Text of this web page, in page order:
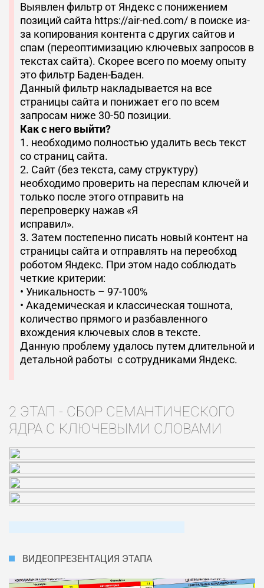
Выявлен фильтр от Яндекс с понижением
позиций сайта https://air-ned.com/ в поиске из-
за копирования контента с других сайтов и
спам (переоптимизацию ключевых запросов в
текстах сайта). Скорее всего по моему опыту
это фильтр Баден-Баден.
Данный фильтр накладывается на все
страницы сайта и понижает его по всем
запросам ниже 30-50 позиции.
Как с него выйти?
1. необходимо полностью удалить весь текст
со страниц сайта.
2. Сайт (без текста, саму структуру)
необходимо проверить на переспам ключей и
только после этого отправить на
перепроверку нажав «Я
исправил».
3. Затем постепенно писать новый контент на
страницы сайта и отправлять на переобход
роботом Яндекс. При этом надо соблюдать
четкие критерии:
• Уникальность – 97-100%
• Академическая и классическая тошнота,
количество прямого и разбавленного
вхождения ключевых слов в тексте.
Данную проблему удалось путем длительной и
детальной работы с сотрудниками Яндекс.
2 ЭТАП - СБОР СЕМАНТИЧЕСКОГО
ЯДРА С КЛЮЧЕВЫМИ СЛОВАМИ
ВИДЕОПРЕЗЕНТАЦИЯ ЭТАПА